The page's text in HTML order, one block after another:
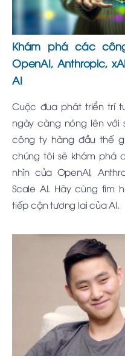
Khám phá các
OpenAI, Anthropic,
AI
Cuộc đua phát triển trí
ngày càng nóng lên với
công ty hàng đầu thế
chúng tôi sẽ khám phá
nhìn của OpenAI,
Scale AI. Hãy cùng tìm
tiếp cận tương lai của AI.